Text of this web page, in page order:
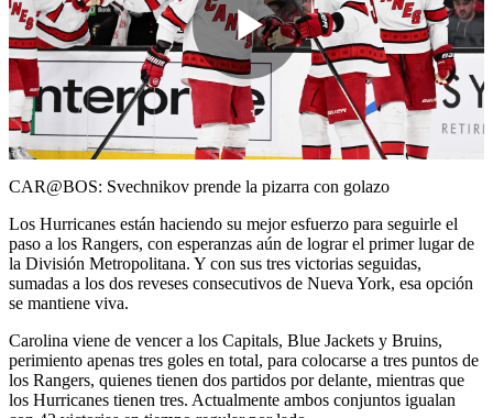
Play
Video
CAR@BOS: Svechnikov prende la pizarra con golazo
Los Hurricanes están haciendo su mejor esfuerzo para seguirle el
paso a los Rangers, con esperanzas aún de lograr el primer lugar de
la División Metropolitana. Y con sus tres victorias seguidas,
sumadas a los dos reveses consecutivos de Nueva York, esa opción
se mantiene viva.
Carolina viene de vencer a los Capitals, Blue Jackets y Bruins,
perimiento apenas tres goles en total, para colocarse a tres puntos de
los Rangers, quienes tienen dos partidos por delante, mientras que
los Hurricanes tienen tres. Actualmente ambos conjuntos igualan